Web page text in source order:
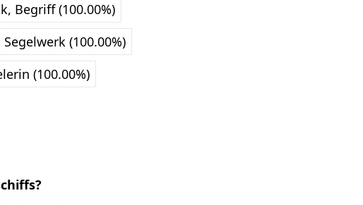
Begriff (100.00%)
Segelwerk (100.00%)
(100.00%)